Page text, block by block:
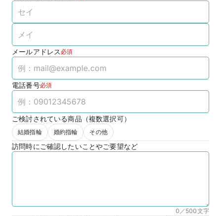
メールアドレス 必須
電話番号必須
ご検討されている商品（複数選択可）
結婚指輪 婚約指輪 その他
訪問時にご確認したいことやご要望など
0／500文字